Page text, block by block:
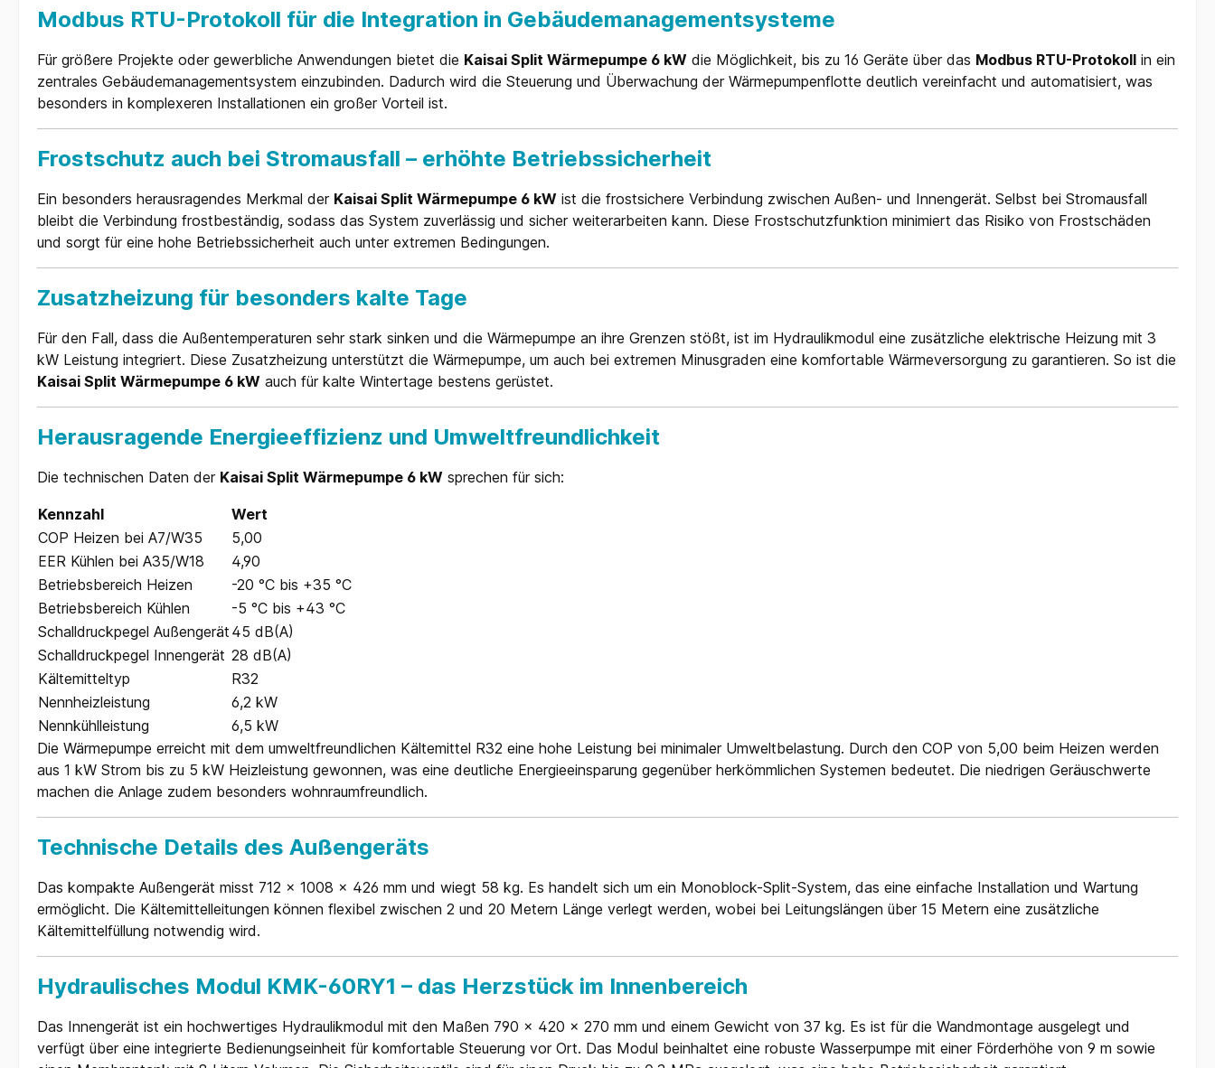
Modbus RTU-Protokoll für die Integration in Gebäudemanagementsysteme
Für größere Projekte oder gewerbliche Anwendungen bietet die Kaisai Split Wärmepumpe 6 kW die Möglichkeit, bis zu 16 Geräte über das Modbus RTU-Protokoll in ein
zentrales Gebäudemanagementsystem einzubinden. Dadurch wird die Steuerung und Überwachung der Wärmepumpenflotte deutlich vereinfacht und automatisiert, was
besonders in komplexeren Installationen ein großer Vorteil ist.
Frostschutz auch bei Stromausfall – erhöhte Betriebssicherheit
Ein besonders herausragendes Merkmal der Kaisai Split Wärmepumpe 6 kW ist die frostsichere Verbindung zwischen Außen- und Innengerät. Selbst bei Stromausfall
bleibt die Verbindung frostbeständig, sodass das System zuverlässig und sicher weiterarbeiten kann. Diese Frostschutzfunktion minimiert das Risiko von Frostschäden
und sorgt für eine hohe Betriebssicherheit auch unter extremen Bedingungen.
Zusatzheizung für besonders kalte Tage
Für den Fall, dass die Außentemperaturen sehr stark sinken und die Wärmepumpe an ihre Grenzen stößt, ist im Hydraulikmodul eine zusätzliche elektrische Heizung mit 3
kW Leistung integriert. Diese Zusatzheizung unterstützt die Wärmepumpe, um auch bei extremen Minusgraden eine komfortable Wärmeversorgung zu garantieren. So ist die
Kaisai Split Wärmepumpe 6 kW auch für kalte Wintertage bestens gerüstet.
Herausragende Energieeffizienz und Umweltfreundlichkeit
Die technischen Daten der Kaisai Split Wärmepumpe 6 kW sprechen für sich:
Kennzahl
Wert
COP Heizen bei A7/W35
5,00
EER Kühlen bei A35/W18
4,90
Betriebsbereich Heizen
-20 °C bis +35 °C
Betriebsbereich Kühlen
-5 °C bis +43 °C
Schalldruckpegel Außengerät 45 dB(A)
Schalldruckpegel Innengerät 28 dB(A)
Kältemitteltyp
R32
Nennheizleistung
6,2 kW
Nennkühlleistung
6,5 kW
Die Wärmepumpe erreicht mit dem umweltfreundlichen Kältemittel R32 eine hohe Leistung bei minimaler Umweltbelastung. Durch den COP von 5,00 beim Heizen werden
aus 1 kW Strom bis zu 5 kW Heizleistung gewonnen, was eine deutliche Energieeinsparung gegenüber herkömmlichen Systemen bedeutet. Die niedrigen Geräuschwerte
machen die Anlage zudem besonders wohnraumfreundlich.
Technische Details des Außengeräts
Das kompakte Außengerät misst 712 x 1008 x 426 mm und wiegt 58 kg. Es handelt sich um ein Monoblock-Split-System, das eine einfache Installation und Wartung
ermöglicht. Die Kältemittelleitungen können flexibel zwischen 2 und 20 Metern Länge verlegt werden, wobei bei Leitungslängen über 15 Metern eine zusätzliche
Kältemittelfüllung notwendig wird.
Hydraulisches Modul KMK-60RY1 – das Herzstück im Innenbereich
Das Innengerät ist ein hochwertiges Hydraulikmodul mit den Maßen 790 x 420 x 270 mm und einem Gewicht von 37 kg. Es ist für die Wandmontage ausgelegt und
verfügt über eine integrierte Bedienungseinheit für komfortable Steuerung vor Ort. Das Modul beinhaltet eine robuste Wasserpumpe mit einer Förderhöhe von 9 m sowie